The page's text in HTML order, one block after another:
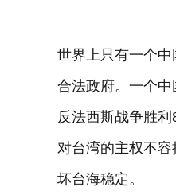
世界上只有一个
合法政府。一个
反法西斯战争胜
对台湾的主权不容
坏台海稳定。